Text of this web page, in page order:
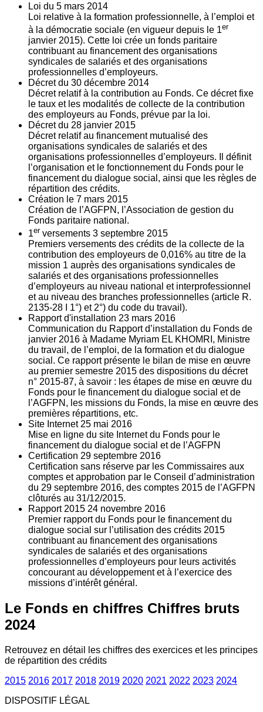
Loi du 5 mars 2014
Loi relative à la formation professionnelle, à l’emploi et
à la démocratie sociale (en vigueur depuis le 1er
janvier 2015). Cette loi crée un fonds paritaire
contribuant au financement des organisations
syndicales de salariés et des organisations
professionnelles d’employeurs.
Décret du 30 décembre 2014
Décret relatif à la contribution au Fonds. Ce décret fixe
le taux et les modalités de collecte de la contribution
des employeurs au Fonds, prévue par la loi.
Décret du 28 janvier 2015
Décret relatif au financement mutualisé des
organisations syndicales de salariés et des
organisations professionnelles d’employeurs. Il définit
l’organisation et le fonctionnement du Fonds pour le
financement du dialogue social, ainsi que les règles de
répartition des crédits.
Création le 7 mars 2015
Création de l’AGFPN, l’Association de gestion du
Fonds paritaire national.
1er versements 3 septembre 2015
Premiers versements des crédits de la collecte de la
contribution des employeurs de 0,016% au titre de la
mission 1 auprès des organisations syndicales de
salariés et des organisations professionnelles
d’employeurs au niveau national et interprofessionnel
et au niveau des branches professionnelles (article R.
2135‐28 I 1°) et 2°) du code du travail).
Rapport d'installation 23 mars 2016
Communication du Rapport d’installation du Fonds de
janvier 2016 à Madame Myriam EL KHOMRI, Ministre
du travail, de l’emploi, de la formation et du dialogue
social. Ce rapport présente le bilan de mise en œuvre
au premier semestre 2015 des dispositions du décret
n° 2015-87, à savoir : les étapes de mise en œuvre du
Fonds pour le financement du dialogue social et de
l’AGFPN, les missions du Fonds, la mise en œuvre des
premières répartitions, etc.
Site Internet 25 mai 2016
Mise en ligne du site Internet du Fonds pour le
financement du dialogue social et de l’AGFPN
Certification 29 septembre 2016
Certification sans réserve par les Commissaires aux
comptes et approbation par le Conseil d’administration
du 29 septembre 2016, des comptes 2015 de l’AGFPN
clôturés au 31/12/2015.
Rapport 2015 24 novembre 2016
Premier rapport du Fonds pour le financement du
dialogue social sur l’utilisation des crédits 2015
contribuant au financement des organisations
syndicales de salariés et des organisations
professionnelles d’employeurs pour leurs activités
concourant au développement et à l’exercice des
missions d’intérêt général.
Le Fonds en chiffres Chiffres bruts
2024
Retrouvez en détail les chiffres des exercices et les principes
de répartition des crédits
2015 2016 2017 2018 2019 2020 2021 2022 2023 2024
DISPOSITIF LÉGAL